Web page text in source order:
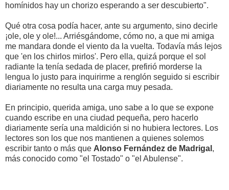
homínidos hay un chorizo esperando a ser descubierto".
Qué otra cosa podía hacer, ante su argumento, sino decirle
¡ole, ole y ole!... Arriésgándome, cómo no, a que mi amiga
me mandara donde el viento da la vuelta. Todavía más lejos
que 'en los chirlos mirlos'. Pero ella, quizá porque el sol
radiante la tenía sedada de placer, prefirió morderse la
lengua lo justo para inquirirme a renglón seguido si escribir
diariamente no resulta una carga muy pesada.
En principio, querida amiga, uno sabe a lo que se expone
cuando escribe en una ciudad pequeña, pero hacerlo
diariamente sería una maldición si no hubiera lectores. Los
lectores son los que nos mantienen a quienes solemos
escribir tanto o más que Alonso Fernández de Madrigal ,
más conocido como "el Tostado" o "el Abulense".